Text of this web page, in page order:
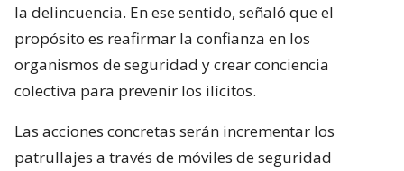
la delincuencia. En ese sentido, señaló que el
propósito es reafirmar la confianza en los
organismos de seguridad y crear conciencia
colectiva para prevenir los ilícitos.
Las acciones concretas serán incrementar los
patrullajes a través de móviles de seguridad